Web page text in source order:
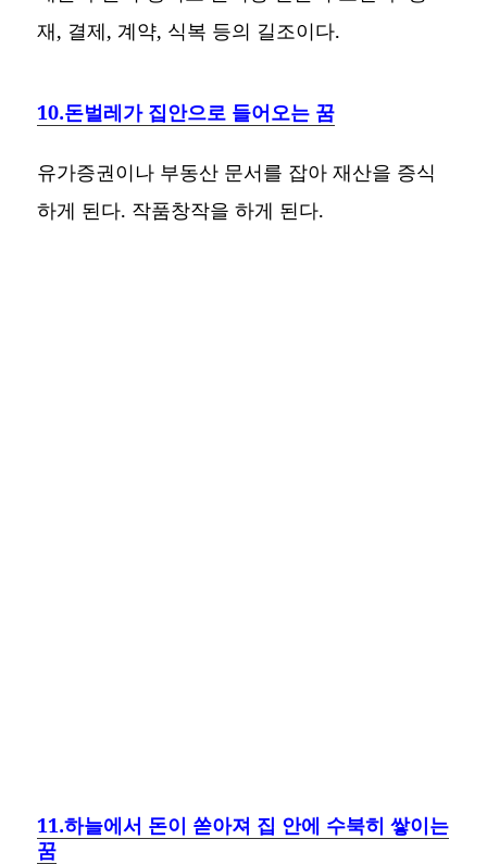
재, 결제, 계약, 식복 등의 길조이다.
10.돈벌레가 집안으로 들어오는 꿈
유가증권이나 부동산 문서를 잡아 재산을 증식
하게 된다. 작품창작을 하게 된다.
11.하늘에서 돈이 쏟아져 집 안에 수북히 쌓이는
꿈